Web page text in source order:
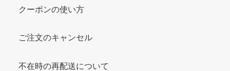
クーポンの使い方
ご注文のキャンセル
不在時の再配送について